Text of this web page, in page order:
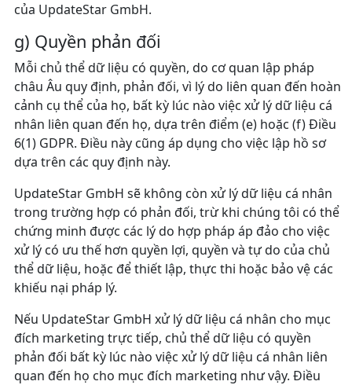
của UpdateStar GmbH.
g) Quyền phản đối
Mỗi chủ thể dữ liệu có quyền, do cơ quan lập pháp
châu Âu quy định, phản đối, vì lý do liên quan đến hoàn
cảnh cụ thể của họ, bất kỳ lúc nào việc xử lý dữ liệu cá
nhân liên quan đến họ, dựa trên điểm (e) hoặc (f) Điều
6(1) GDPR. Điều này cũng áp dụng cho việc lập hồ sơ
dựa trên các quy định này.
UpdateStar GmbH sẽ không còn xử lý dữ liệu cá nhân
trong trường hợp có phản đối, trừ khi chúng tôi có thể
chứng minh được các lý do hợp pháp áp đảo cho việc
xử lý có ưu thế hơn quyền lợi, quyền và tự do của chủ
thể dữ liệu, hoặc để thiết lập, thực thi hoặc bảo vệ các
khiếu nại pháp lý.
Nếu UpdateStar GmbH xử lý dữ liệu cá nhân cho mục
đích marketing trực tiếp, chủ thể dữ liệu có quyền
phản đối bất kỳ lúc nào việc xử lý dữ liệu cá nhân liên
quan đến họ cho mục đích marketing như vậy. Điều